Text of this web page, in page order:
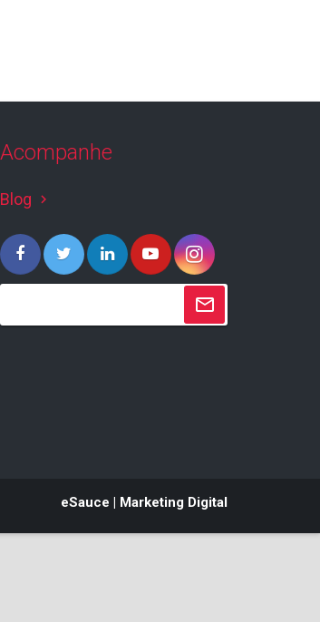
Acompanhe
Blog keyboard_arrow_right
eSauce | Marketing Digital